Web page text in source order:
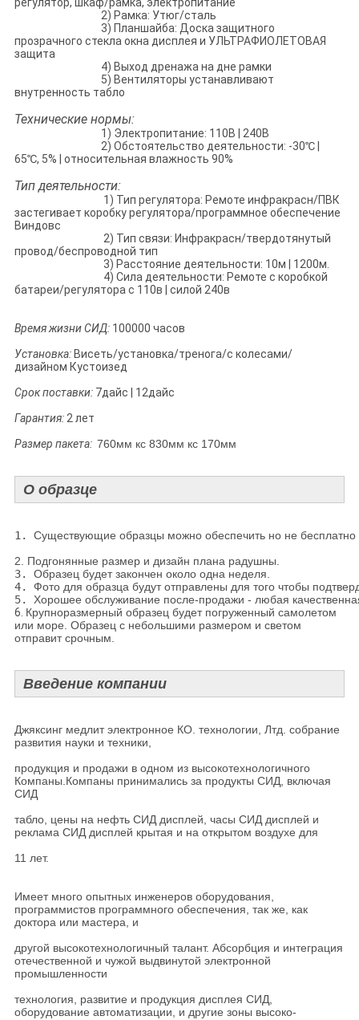
регулятор, шкаф/рамка, электропитание
2) Рамка: Утюг/сталь
3) Планшайба: Доска защитного
прозрачного стекла окна дисплея и УЛЬТРАФИОЛЕТОВАЯ
защита
4) Выход дренажа на дне рамки
5) Вентиляторы устанавливают
внутренность табло
Технические нормы:
1) Электропитание: 110В | 240В
2) Обстоятельство деятельности: -30℃ |
65℃, 5% | относительная влажность 90%
Тип деятельности:
1) Тип регулятора: Ремоте инфракрасн/ПВК
застегивает коробку регулятора/программное обеспечение
Виндовс
2) Тип связи: Инфракрасн/твердотянутый
провод/беспроводной тип
3) Расстояние деятельности: 10м | 1200м.
4) Сила деятельности: Ремоте с коробкой
батареи/регулятора с 110в | силой 240в
Время жизни СИД:100000 часов
Установка:Висеть/установка/тренога/с колесами/
дизайном Кустоизед
Срок поставки:7дайс | 12дайс
Гарантия:2 лет
Размер пакета: 760мм кс 830мм кс 170мм
О образце
1. Существующие образцы можно обеспечить но не бесплатно
2. Подгонянные размер и дизайн плана радушны.
3. Образец будет закончен около одна неделя.
4. Фото для образца будут отправлены для того чтобы
5. Хорошее обслуживание после-продажи - любая
6. Крупноразмерный образец будет погруженный самолетом
или море. Образец с небольшими размером и светом
отправит срочным.
Введение компании
Джяксинг медлит электронное КО. технологии, Лтд. собрание
развития науки и техники,
продукция и продажи в одном из высокотехнологичного
Компаны.Компаны принимались за продукты СИД, включая
СИД
табло, цены на нефть СИД дисплей, часы СИД дисплей и
реклама СИД дисплей крытая и на открытом воздухе для
11 лет.
Имеет много опытных инженеров оборудования,
программистов программного обеспечения, так же, как
доктора или мастера, и
другой высокотехнологичный талант. Абсорбция и интеграция
отечественной и чужой выдвинутой электронной
промышленности
технология, развитие и продукция дисплея СИД,
оборудование автоматизации, и другие зоны высоко-